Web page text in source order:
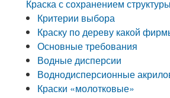
Краска с сохранением
Критерии выбора
Краску по дереву какой
Основные требования
Водные дисперсии
Воднодисперсионные
Краски «молотковые»